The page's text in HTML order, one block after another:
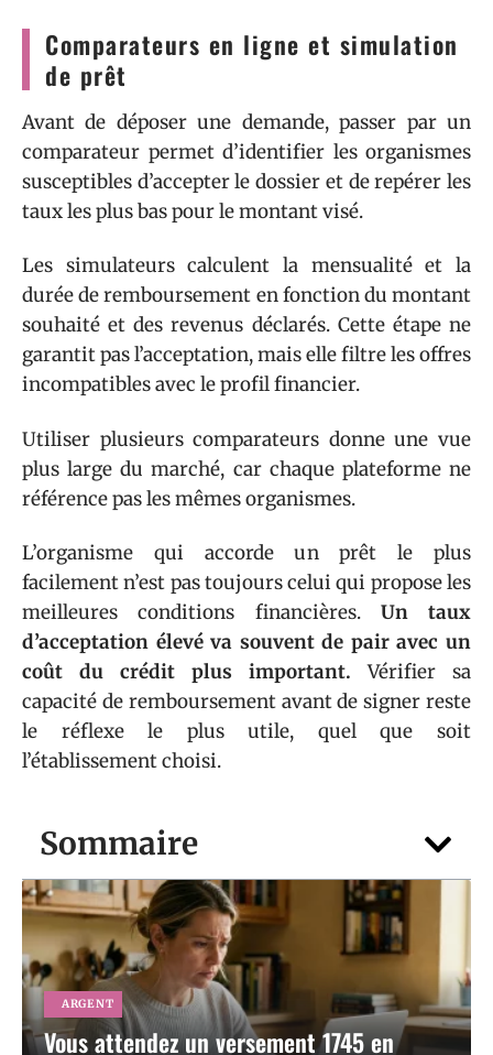
Sommaire
ARGENT
Vous attendez un versement 1745 en
Comparateurs en ligne et simulation
de prêt
Avant de déposer une demande, passer par un
comparateur permet d’identifier les organismes
susceptibles d’accepter le dossier et de repérer les
taux les plus bas pour le montant visé.
Les simulateurs calculent la mensualité et la
durée de remboursement en fonction du montant
souhaité et des revenus déclarés. Cette étape ne
garantit pas l’acceptation, mais elle filtre les offres
incompatibles avec le profil financier.
Utiliser plusieurs comparateurs donne une vue
plus large du marché, car chaque plateforme ne
référence pas les mêmes organismes.
L’organisme qui accorde un prêt le plus
facilement n’est pas toujours celui qui propose les
meilleures conditions financières. Un taux
d’acceptation élevé va souvent de pair avec un
coût du crédit plus important. Vérifier sa
capacité de remboursement avant de signer reste
le réflexe le plus utile, quel que soit
l’établissement choisi.